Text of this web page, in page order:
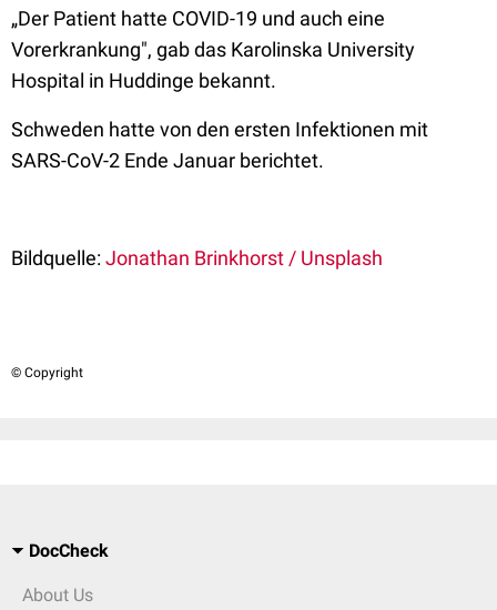
„Der Patient hatte COVID-19 und auch eine
Vorerkrankung", gab das Karolinska University
Hospital in Huddinge bekannt.
Schweden hatte von den ersten Infektionen mit
SARS-CoV-2 Ende Januar berichtet.
Bildquelle:Jonathan Brinkhorst / Unsplash
© Copyright
DocCheck
About Us